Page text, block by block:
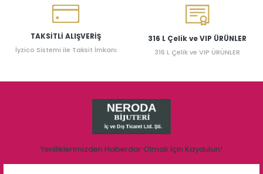
TAKSİTLİ ALIŞVERİŞ
İyzico Sistemi ile Taksit İmkanı
316 L Çelik ve VIP ÜRÜNLER
316 L Çelik ve VIP ÜRÜNLER
Yeniliklerimizden Haberdar Olmak İçin Kaydulun!